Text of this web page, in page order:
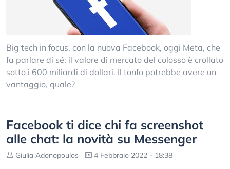
Big tech in focus, con la nuova Facebook, oggi Meta, che
fa parlare di sé: il valore di mercato del colosso è crollato
sotto i 600 miliardi di dollari. Il tonfo potrebbe avere un
vantaggio, quale?
Facebook ti dice chi fa screenshot
alle chat: la novità su Messenger
Giulia Adonopoulos 4 Febbraio 2022 - 18:38